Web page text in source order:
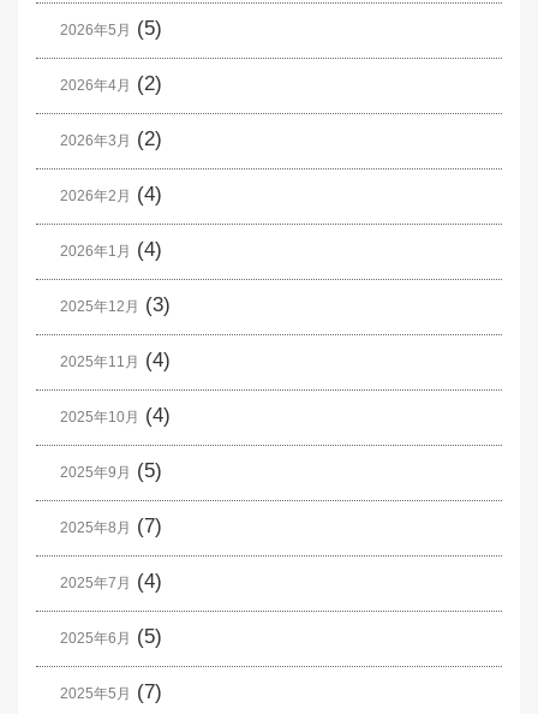
2026年5月 (5)
2026年4月 (2)
2026年3月 (2)
2026年2月 (4)
2026年1月 (4)
2025年12月 (3)
2025年11月 (4)
2025年10月 (4)
2025年9月 (5)
2025年8月 (7)
2025年7月 (4)
2025年6月 (5)
2025年5月 (7)